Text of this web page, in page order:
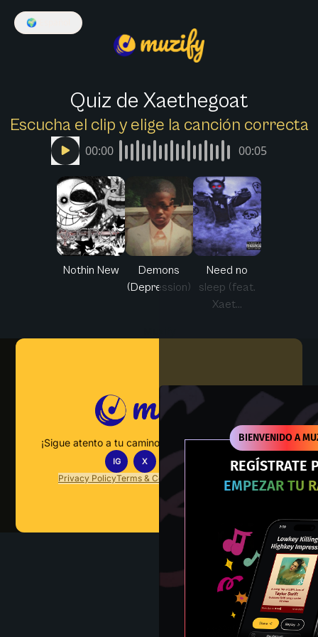
BIENVENIDO A
REGÍSTRATE
EMPEZAR TU
🌍
Quiz de Xaethegoat
Escucha el clip y elige la canción correcta
00:00 00:05
Nothin New
Demons
(Depression)
Need no
sleep (feat.
Xaet...
¡Sigue atento a tu camino hacia el dominio musical!
IG X
Privacy PolicyTerms & Conditions